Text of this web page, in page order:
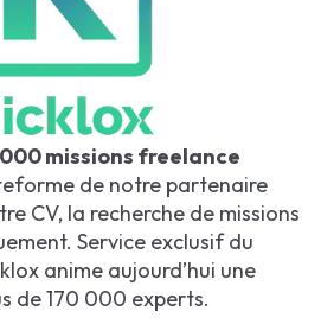
missions freelance
de notre partenaire
CV, la recherche de missions
Service exclusif du
anime aujourd’hui une
de 170 000 experts.